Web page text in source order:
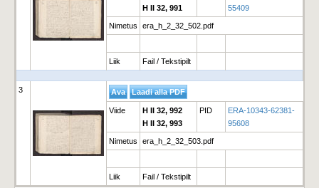
H II 32, 991
55409
Nimetus era_h_2_32_502.pdf
Liik Fail / Tekstipilt
3
Viide
H II 32, 992
H II 32, 993
PID
ERA-10343-62381-
95608
Nimetus era_h_2_32_503.pdf
Liik Fail / Tekstipilt